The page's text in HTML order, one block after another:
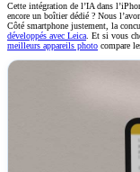
Cette intégration de l’IA dans
encore un boîtier dédié ? Nous
Côté smartphone justement, la
développés avec Leica. Et si vous
meilleurs appareils photo compare